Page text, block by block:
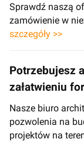
Sprawdź naszą
zamówienie w
szczegóły >>
Potrzebujesz
załatwieniu
Nasze biuro
pozwolenia na
projektów na